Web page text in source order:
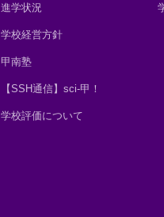
進学状況
学校経営方針
甲南塾
【SSH通信】sci-甲！
学校評価について